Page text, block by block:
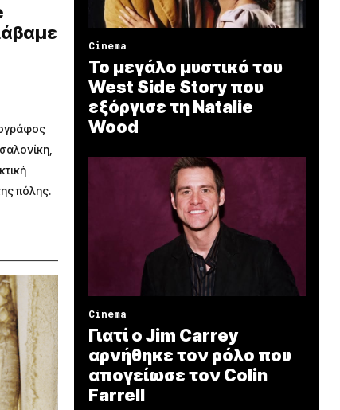
πόλης.
Cinema
Το μεγάλο μυστικό του
West Side Story που
εξόργισε τη Natalie
Wood
Cinema
Γιατί ο Jim Carrey
αρνήθηκε τον ρόλο που
απογείωσε τον Colin
Farrell